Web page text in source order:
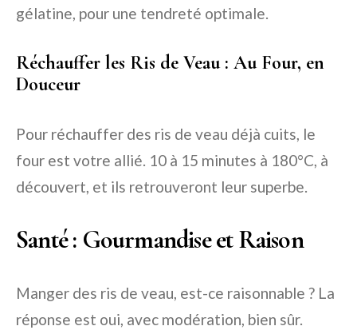
gélatine, pour une tendreté optimale.
Réchauffer les Ris de Veau : Au Four, en
Douceur
Pour réchauffer des ris de veau déjà cuits, le
four est votre allié. 10 à 15 minutes à 180°C, à
découvert, et ils retrouveront leur superbe.
Santé : Gourmandise et Raison
Manger des ris de veau, est-ce raisonnable ? La
réponse est oui, avec modération, bien sûr.